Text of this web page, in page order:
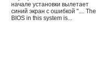
начале установки вылетает
синий экран с ошибкой ".... The
BIOS in this system is...